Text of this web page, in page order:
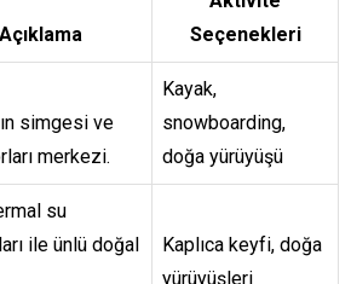
Açıklama
Seçenekleri
simgesi ve
merkezi.
Kayak,
snowboarding,
doğa yürüyüşü
su
ile ünlü doğal
Kaplıca keyfi, doğa
yürüyüşleri